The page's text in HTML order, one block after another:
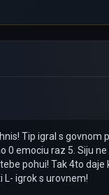
Tip igral s govnom
0 emociu raz 5. Siju
pohui! Tak 4to daje
L- igrok s urovnem!